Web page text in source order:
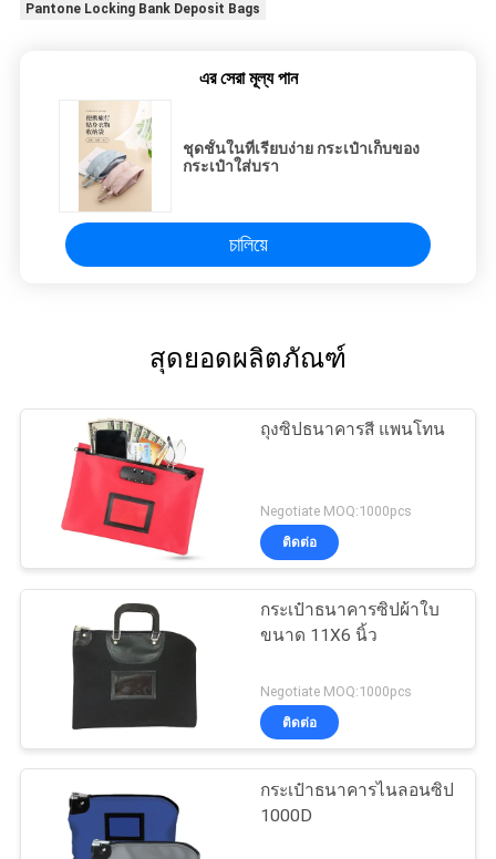
Pantone Locking Bank Deposit Bags
এর সেরা মূল্য পান
ชุดชั้นในที่เรียบง่าย กระเป๋าเก็บของ
กระเป๋าใส่บรา
চালিয়ে
สุดยอดผลิตภัณฑ์
ถุงซิปธนาคารสี แพนโทน
Negotiate MOQ:1000pcs
ติดต่อ
กระเป๋าธนาคารซิปผ้าใบ
ขนาด 11X6 นิ้ว
Negotiate MOQ:1000pcs
ติดต่อ
กระเป๋าธนาคารไนลอนซิป
1000D